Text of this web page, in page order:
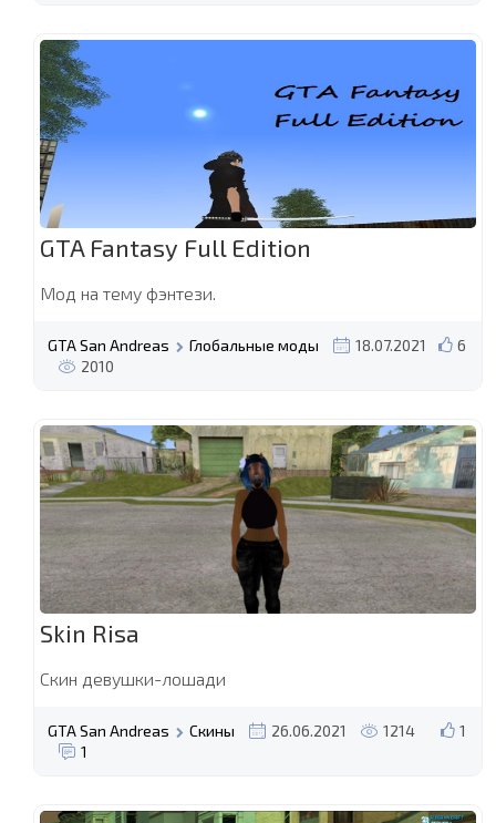
GTA Fantasy Full Edition
Мод на тему фэнтези.
6
GTA San Andreas Глобальные моды
18.07.2021
2010
Skin Risa
Скин девушки-лошади
1
GTA San Andreas Скины 26.06.2021
1214
1